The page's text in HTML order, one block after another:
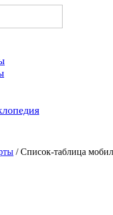
/ Список-таблица